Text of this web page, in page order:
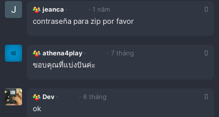
jeanca 1 năm
contraseña para zip por favor
athena4play 7 tháng
ขอบคุณที่แบ่งปันค่ะ
Dev 6 tháng
ok